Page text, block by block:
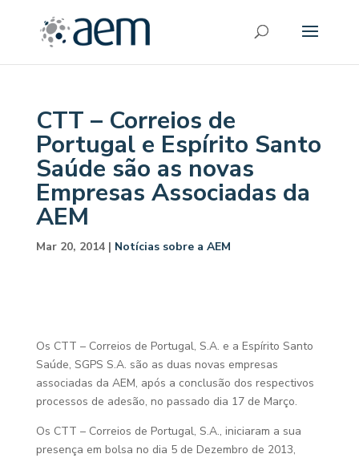
CTT – Correios de
Portugal e Espírito Santo
Saúde são as novas
Empresas Associadas da
AEM
Mar 20, 2014| Notícias sobre a AEM
Os CTT – Correios de Portugal, S.A. e a Espírito Santo
Saúde, SGPS S.A. são as duas novas empresas
associadas da AEM, após a conclusão dos respectivos
processos de adesão, no passado dia 17 de Março.
Os CTT – Correios de Portugal, S.A., iniciaram a sua
presença em bolsa no dia 5 de Dezembro de 2013,